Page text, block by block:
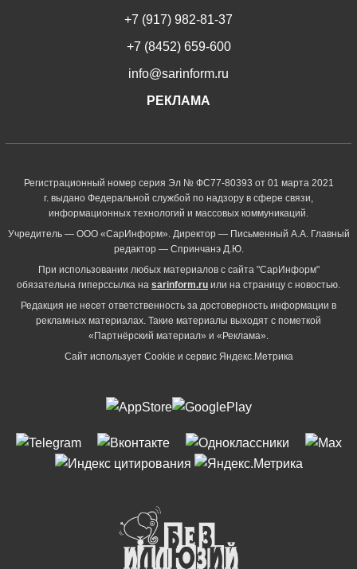
+7 (917) 982-81-37
+7 (8452) 659-600
info@sarinform.ru
РЕКЛАМА
Регистрационный номер серия Эл № ФС77-80393 от 01 марта 2021
г. выдано Федеральной службой по надзору в сфере связи,
информационных технологий и массовых коммуникаций.
Учредитель — ООО «СарИнформ». Директор — Письменный А.А. Главный
редактор — Спринчанэ Д.Ю.
При использовании любых материалов с сайта "СарИнформ"
обязательна гиперссылка на sarinform.ru или на страницу с новостью.
Редакция не несет ответственность за достоверность информации в
рекламных материалах. Такие материалы выходят с пометкой
«Партнёрский материал» и «Реклама».
Сайт использует Cookie и сервиc Яндекс.Метрика